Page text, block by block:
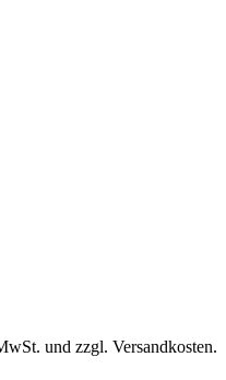
und zzgl. Versandkosten.